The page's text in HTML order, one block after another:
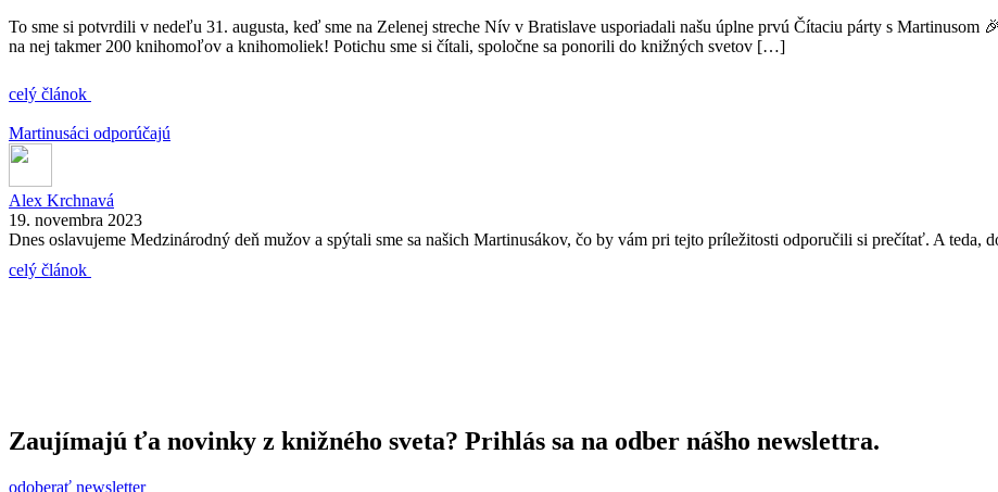
To sme si potvrdili v nedeľu 31. augusta, keď sme na Zelenej streche Nív v Bratislave usporiadali našu úplne prvú Čítaciu párty s Martinusom
na nej takmer 200 knihomoľov a knihomoliek! Potichu sme si čítali, spoločne sa ponorili do knižných svetov […]
celý článok
Martinusáci odporúčajú
Alex Krchnavá
19. novembra 2023
Dnes oslavujeme Medzinárodný deň mužov a spýtali sme sa našich Martinusákov, čo by vám pri tejto príležitosti odporučili si prečítať. A
celý článok
Zaujímajú ťa novinky z knižného sveta? Prihlás sa na odber nášho newslettra.
odoberať newsletter